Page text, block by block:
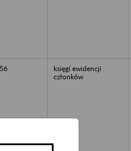
księgi ewidencji
członków